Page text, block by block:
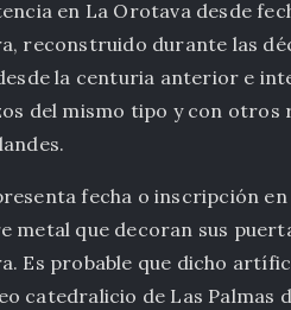
en La Orotava desde
reconstruido durante las
la centuria anterior e
del mismo tipo y con otros
fecha o inscripción
metal que decoran sus
Es probable que dicho
catedralicio de Las Palmas